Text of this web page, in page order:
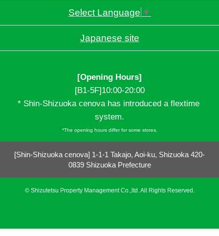
Select Language ▼
Japanese site
[Opening Hours]
[B1-5F]10:00-20:00
* Shin-Shizuoka cenova has introduced a flextime
system.
*The opening hours differ for some stores.
[Shin-Shizuoka cenova] 1-1-1 Takajo, Aoi-ku, Shizuoka 420-
0839 Shizuoka Prefecture
© Shizutetsu Property Management Co.,ltd. All Rights Reserved.